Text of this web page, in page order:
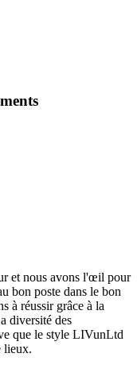
et nous avons l'œil pour
bon poste dans le bon
à réussir grâce à la
diversité des
que le style LIVunLtd
lieux.